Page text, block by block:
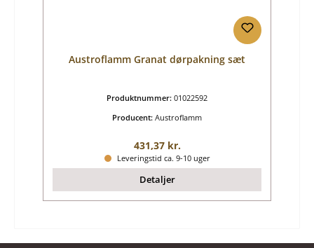
Austroflamm Granat dørpakning sæt
Produktnummer: 01022592
Producent: Austroflamm
Almindelig pris:
431,37 kr.
Leveringstid ca. 9-10 uger
Detaljer